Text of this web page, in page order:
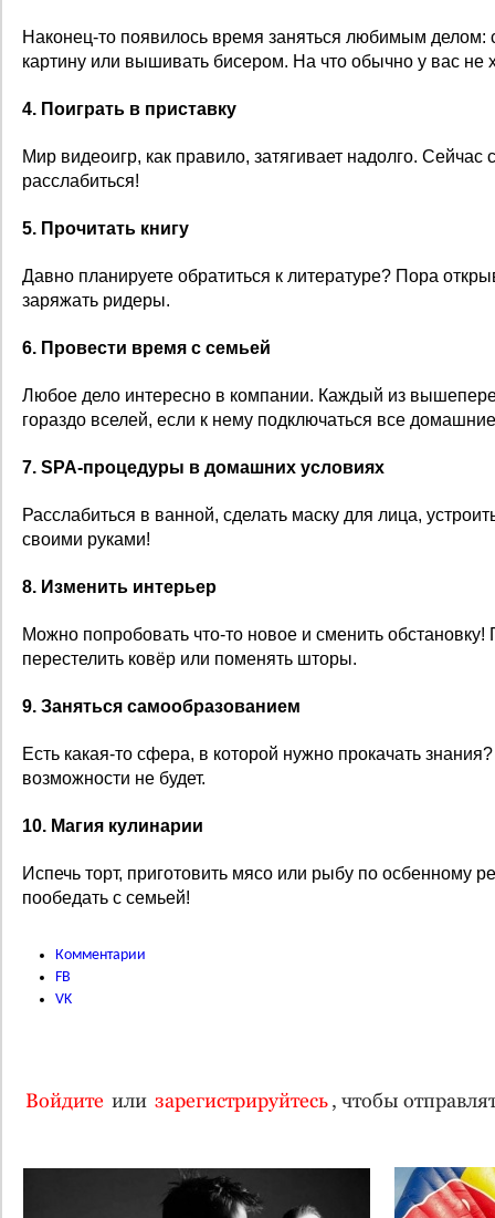
Наконец-то появилось время заняться любимым делом:
картину или вышивать бисером. На что обычно у вас не
4. Поиграть в приставку
Мир видеоигр, как правило, затягивает надолго.
расслабиться!
5. Прочитать книгу
Давно планируете обратиться к литературе? Пора
заряжать ридеры.
6. Провести время с семьей
Любое дело интересно в компании. Каждый из
гораздо вселей, если к нему подключаться все
7. SPA-процедуры в домашних условиях
Расслабиться в ванной, сделать маску для лица,
своими руками!
8. Изменить интерьер
Можно попробовать что-то новое и сменить
перестелить ковёр или поменять шторы.
9. Заняться самообразованием
Есть какая-то сфера, в которой нужно прокачать
возможности не будет.
10. Магия кулинарии
Испечь торт, приготовить мясо или рыбу по осбенному
пообедать с семьей!
Комментарии
FB
VK
Войдите или зарегистрируйтесь, чтобы